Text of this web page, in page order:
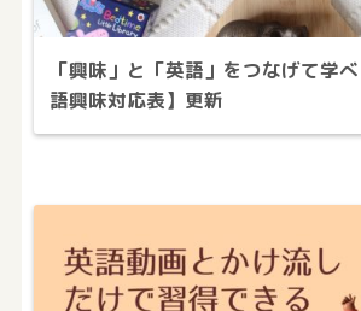
「興味」と「英語」をつなげて学
語興味対応表】更新